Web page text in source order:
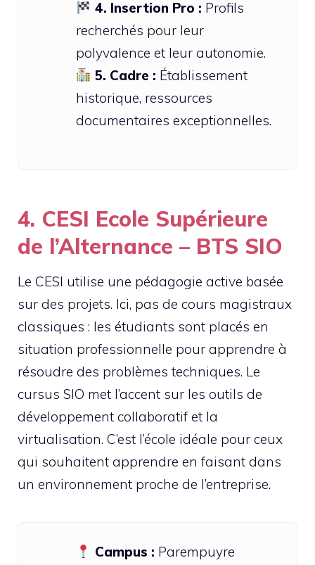
4. Insertion Pro : Profils
recherchés pour leur
polyvalence et leur autonomie.
5. Cadre : Établissement
historique, ressources
documentaires exceptionnelles.
4. CESI Ecole Supérieure
de l’Alternance – BTS SIO
Le CESI utilise une pédagogie active basée
sur des projets. Ici, pas de cours magistraux
classiques : les étudiants sont placés en
situation professionnelle pour apprendre à
résoudre des problèmes techniques. Le
cursus SIO met l’accent sur les outils de
développement collaboratif et la
virtualisation. C’est l’école idéale pour ceux
qui souhaitent apprendre en faisant dans
un environnement proche de l’entreprise.
Campus : Parempuyre